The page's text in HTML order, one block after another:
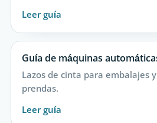
Leer guía
Guía de máquinas
Lazos de cinta para embalajes
prendas.
Leer guía